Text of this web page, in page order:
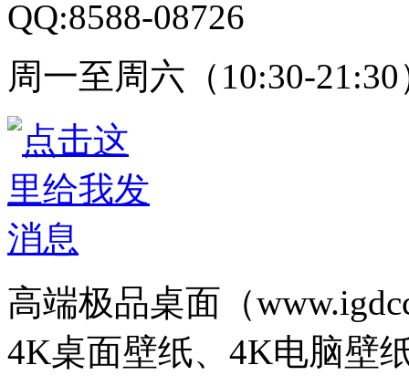
QQ:8588-08726
周一至周六（10:30-21:30
高端极品桌面（
4K桌面壁纸、4K电脑壁